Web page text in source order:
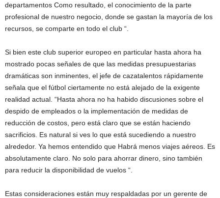
departamentos Como resultado, el conocimiento de la parte
profesional de nuestro negocio, donde se gastan la mayoría de los
recursos, se comparte en todo el club “.
Si bien este club superior europeo en particular hasta ahora ha
mostrado pocas señales de que las medidas presupuestarias
dramáticas son inminentes, el jefe de cazatalentos rápidamente
señala que el fútbol ciertamente no está alejado de la exigente
realidad actual. “Hasta ahora no ha habido discusiones sobre el
despido de empleados o la implementación de medidas de
reducción de costos, pero está claro que se están haciendo
sacrificios. Es natural si ves lo que está sucediendo a nuestro
alrededor. Ya hemos entendido que Habrá menos viajes aéreos. Es
absolutamente claro. No solo para ahorrar dinero, sino también
para reducir la disponibilidad de vuelos “.
Estas consideraciones están muy respaldadas por un gerente de